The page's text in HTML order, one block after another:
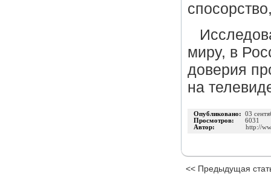
миру, в
доверия
на
Опубликовано: 03
Просмотров: 6031
Автор:
http://
<< Предыдущая